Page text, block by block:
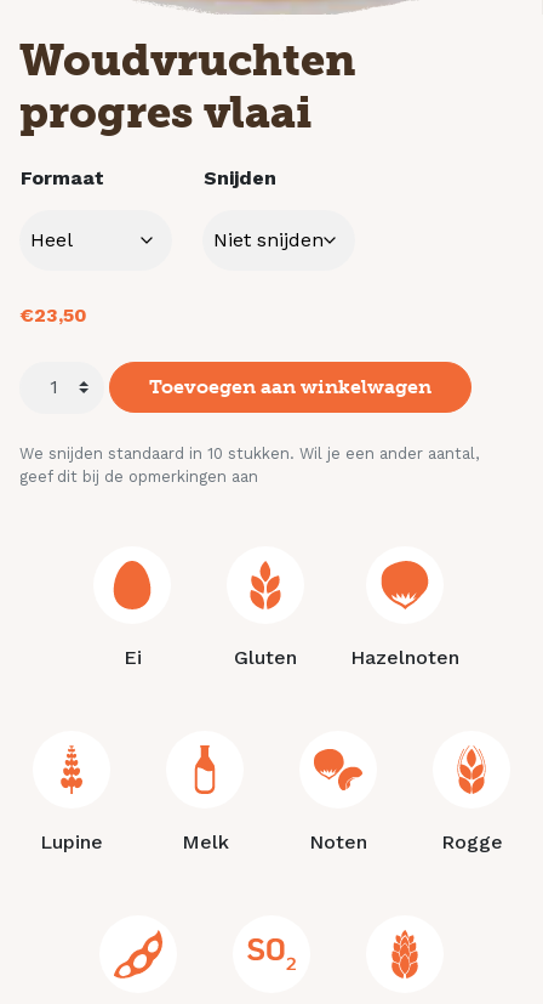
Woudvruchten
progres vlaai
Formaat Snijden
€23,50
Toevoegen aan winkelwagen
We snijden standaard in 10 stukken. Wil je een ander aantal,
geef dit bij de opmerkingen aan
Ei Gluten Hazelnoten
Lupine Melk Noten Rogge